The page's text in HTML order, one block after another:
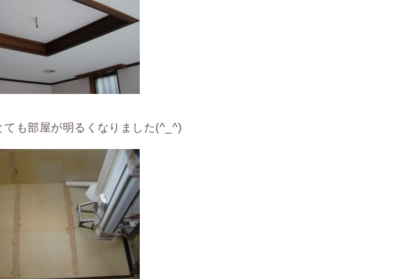
ても部屋が明るくなりました(^_^)